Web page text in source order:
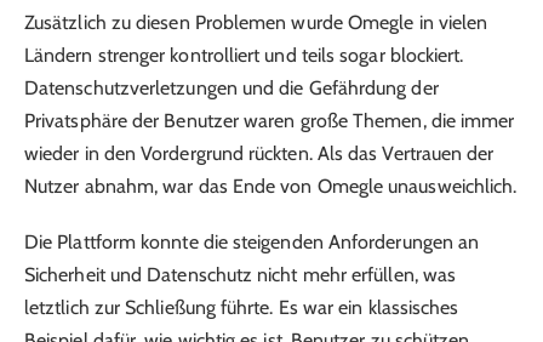
Zusätzlich zu diesen Problemen wurde Omegle in vielen
Ländern strenger kontrolliert und teils sogar blockiert.
Datenschutzverletzungen und die Gefährdung der
Privatsphäre der Benutzer waren große Themen, die immer
wieder in den Vordergrund rückten. Als das Vertrauen der
Nutzer abnahm, war das Ende von Omegle unausweichlich.
Die Plattform konnte die steigenden Anforderungen an
Sicherheit und Datenschutz nicht mehr erfüllen, was
letztlich zur Schließung führte. Es war ein klassisches